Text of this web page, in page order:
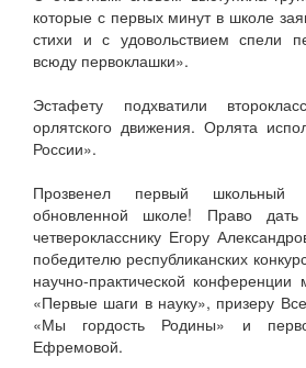
которые с первых минут в школе
стихи и с удовольствием спели
всюду первоклашки».
Эстафету подхватили
орлятского движения. Орлята
России».
Прозвенел первый
обновленной школе! Право дать
четверокласснику Егору
победителю республиканских
научно-практической
«Первые шаги в науку», призеру
«Мы гордость Родины» и
Ефремовой.